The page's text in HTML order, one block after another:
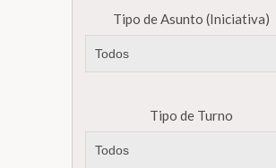
Tipo de Asunto (Iniciativa)
Tipo de Turno